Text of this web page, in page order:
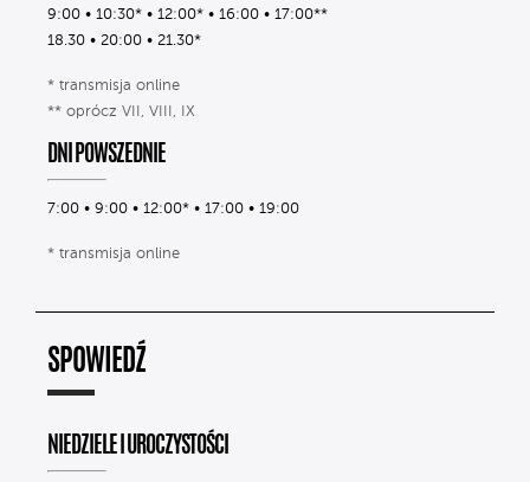
9:00 • 10:30* • 12:00* • 16:00 • 17:00**
18.30 • 20:00 • 21.30*
* transmisja online
** oprócz VII, VIII, IX
DNI POWSZEDNIE
7:00 • 9:00 • 12:00* • 17:00 • 19:00
* transmisja online
SPOWIEDŹ
NIEDZIELE I UROCZYSTOŚCI